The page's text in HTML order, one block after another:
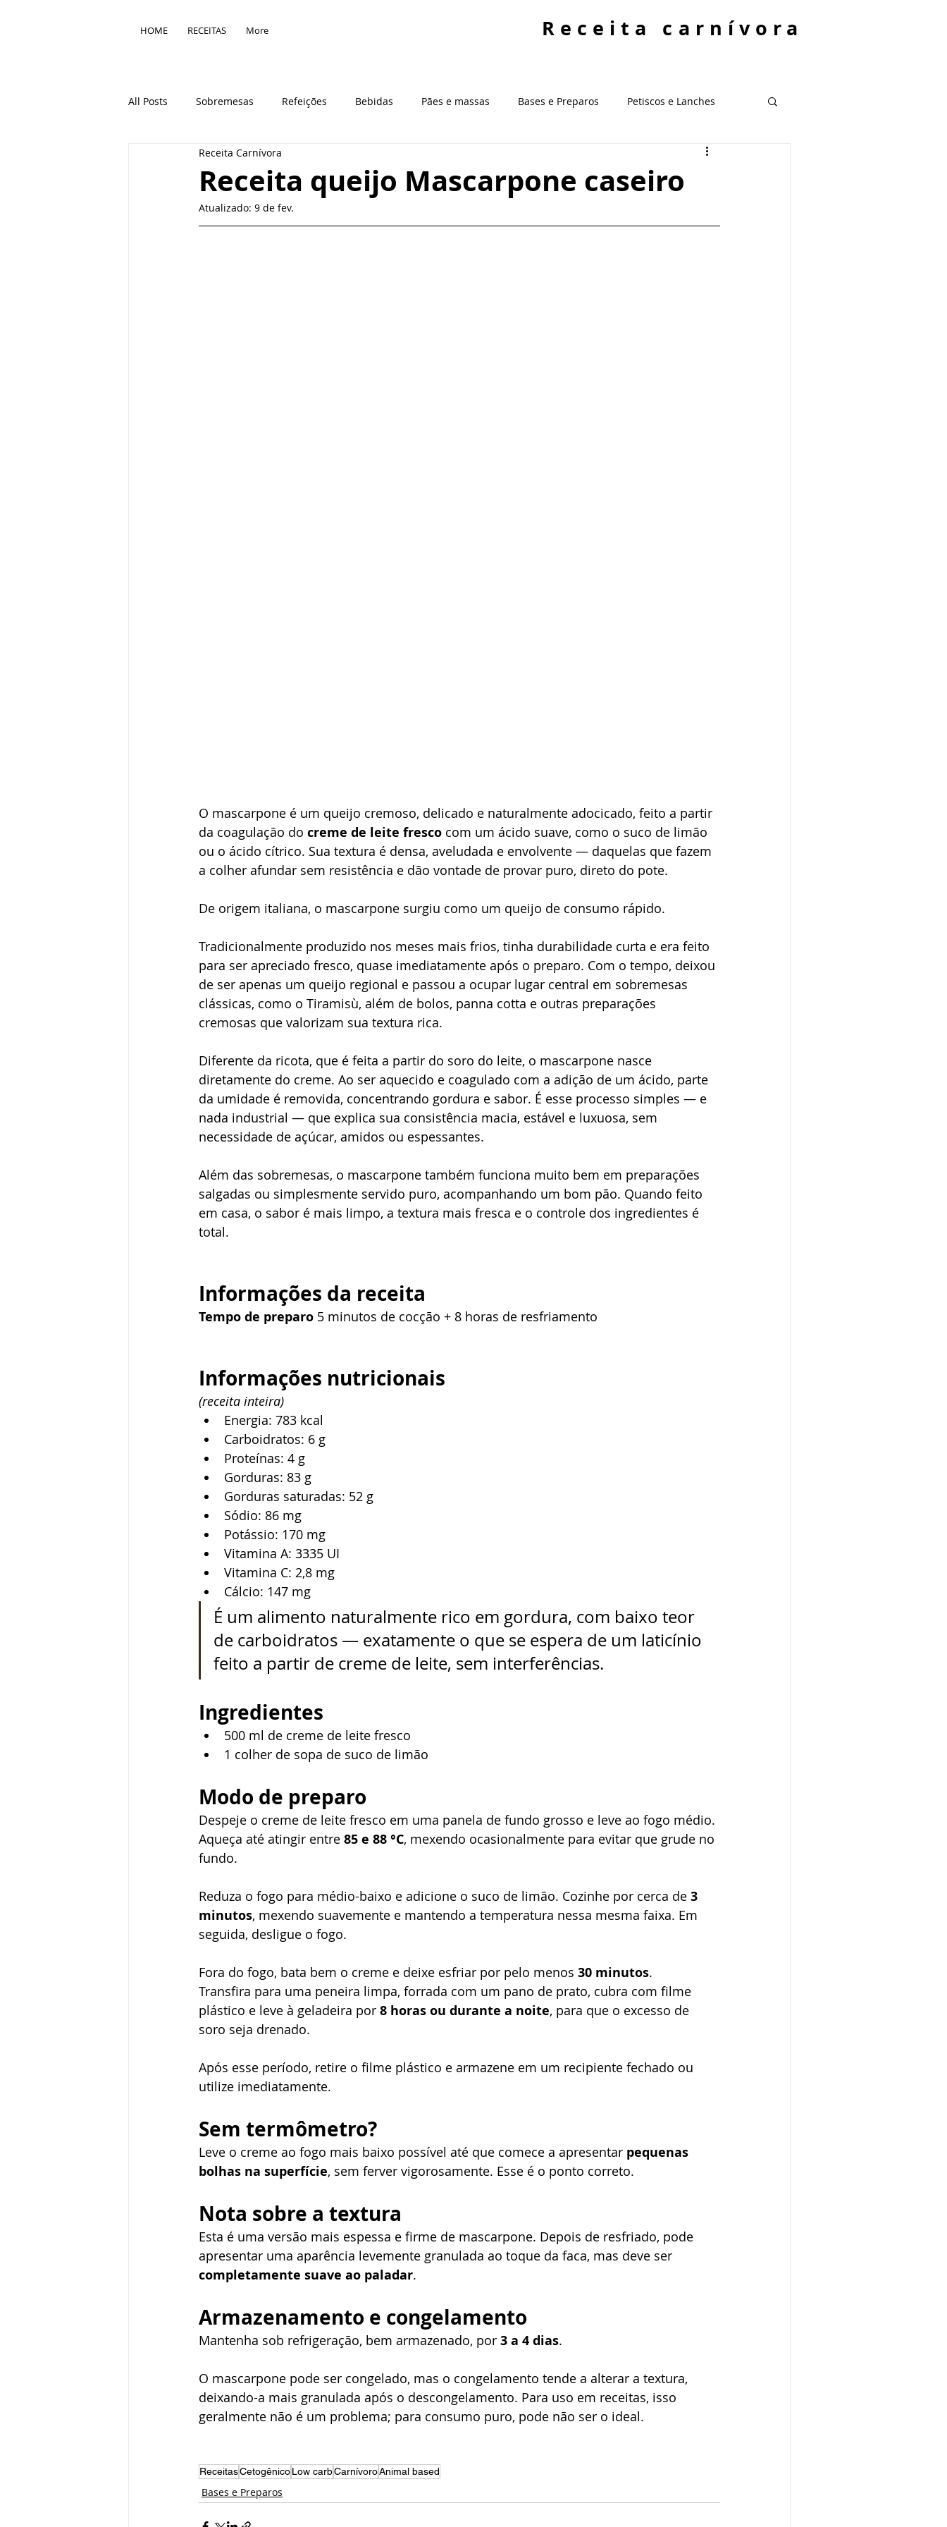
HOME RECEITAS More Receita carnívora
All Posts Sobremesas Refeições Bebidas Pães e massas Bases e Preparos Petiscos e Lanches
Técnicas culinárias Ingredientes
Receita queijo Mascarpone caseiro
Receita Carnívora
Atualizado: 9 de fev.
O mascarpone é um queijo cremoso, delicado e naturalmente adocicado, feito a partir
da coagulação do creme de leite fresco com um ácido suave, como o suco de limão
ou o ácido cítrico. Sua textura é densa, aveludada e envolvente — daquelas que fazem
a colher afundar sem resistência e dão vontade de provar puro, direto do pote.
De origem italiana, o mascarpone surgiu como um queijo de consumo rápido.
Tradicionalmente produzido nos meses mais frios, tinha durabilidade curta e era feito
para ser apreciado fresco, quase imediatamente após o preparo. Com o tempo, deixou
de ser apenas um queijo regional e passou a ocupar lugar central em sobremesas
clássicas, como o Tiramisù, além de bolos, panna cotta e outras preparações
cremosas que valorizam sua textura rica.
Diferente da ricota, que é feita a partir do soro do leite, o mascarpone nasce
diretamente do creme. Ao ser aquecido e coagulado com a adição de um ácido, parte
da umidade é removida, concentrando gordura e sabor. É esse processo simples — e
nada industrial — que explica sua consistência macia, estável e luxuosa, sem
necessidade de açúcar, amidos ou espessantes.
Além das sobremesas, o mascarpone também funciona muito bem em preparações
salgadas ou simplesmente servido puro, acompanhando um bom pão. Quando feito
em casa, o sabor é mais limpo, a textura mais fresca e o controle dos ingredientes é
total.
Informações da receita
Tempo de preparo 5 minutos de cocção + 8 horas de resfriamento
Informações nutricionais
(receita inteira)
Energia: 783 kcal
Carboidratos: 6 g
Proteínas: 4 g
Gorduras: 83 g
Gorduras saturadas: 52 g
Sódio: 86 mg
Potássio: 170 mg
Vitamina A: 3335 UI
Vitamina C: 2,8 mg
Cálcio: 147 mg
É um alimento naturalmente rico em gordura, com baixo teor
de carboidratos — exatamente o que se espera de um laticínio
feito a partir de creme de leite, sem interferências.
Ingredientes
500 ml de creme de leite fresco
1 colher de sopa de suco de limão
Modo de preparo
Despeje o creme de leite fresco em uma panela de fundo grosso e leve ao fogo médio.
Aqueça até atingir entre 85 e 88 °C, mexendo ocasionalmente para evitar que grude no
fundo.
Reduza o fogo para médio-baixo e adicione o suco de limão. Cozinhe por cerca de 3
minutos, mexendo suavemente e mantendo a temperatura nessa mesma faixa. Em
seguida, desligue o fogo.
Fora do fogo, bata bem o creme e deixe esfriar por pelo menos 30 minutos.
Transfira para uma peneira limpa, forrada com um pano de prato, cubra com filme
plástico e leve à geladeira por 8 horas ou durante a noite, para que o excesso de
soro seja drenado.
Após esse período, retire o filme plástico e armazene em um recipiente fechado ou
utilize imediatamente.
Sem termômetro?
Leve o creme ao fogo mais baixo possível até que comece a apresentar pequenas
bolhas na superfície, sem ferver vigorosamente. Esse é o ponto correto.
Nota sobre a textura
Esta é uma versão mais espessa e firme de mascarpone. Depois de resfriado, pode
apresentar uma aparência levemente granulada ao toque da faca, mas deve ser
completamente suave ao paladar.
Armazenamento e congelamento
Mantenha sob refrigeração, bem armazenado, por 3 a 4 dias.
O mascarpone pode ser congelado, mas o congelamento tende a alterar a textura,
deixando-a mais granulada após o descongelamento. Para uso em receitas, isso
geralmente não é um problema; para consumo puro, pode não ser o ideal.
ReceitasCetogênicoLow carbCarnívoroAnimal based
Bases e Preparos